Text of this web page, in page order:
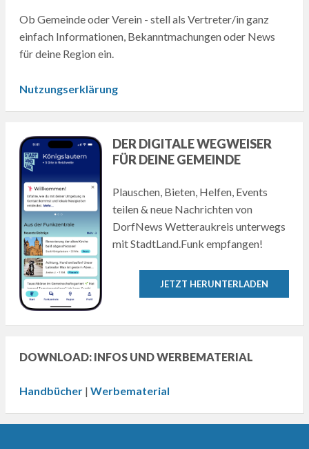
Ob Gemeinde oder Verein - stell als Vertreter/in ganz
einfach Informationen, Bekanntmachungen oder News
für deine Region ein.
Nutzungserklärung
DER DIGITALE WEGWEISER
FÜR DEINE GEMEINDE
Plauschen, Bieten, Helfen, Events
teilen & neue Nachrichten von
DorfNews Wetteraukreis unterwegs
mit StadtLand.Funk empfangen!
JETZT HERUNTERLADEN
DOWNLOAD: INFOS UND WERBEMATERIAL
Handbücher| Werbematerial